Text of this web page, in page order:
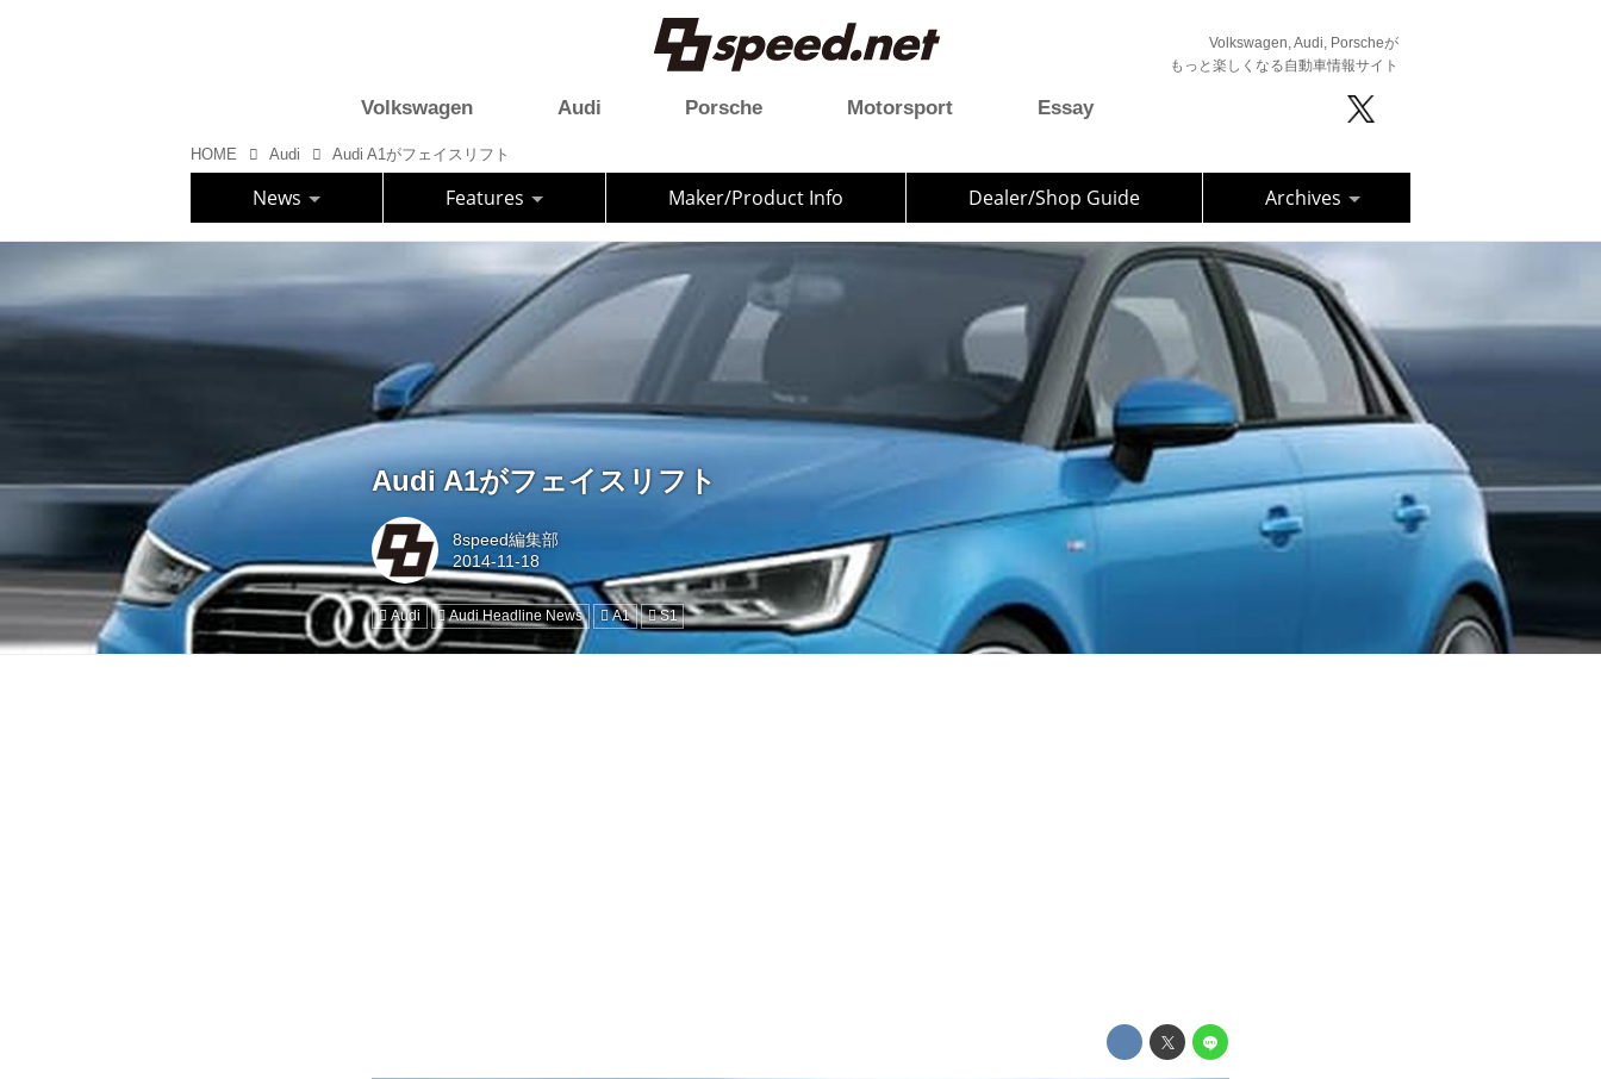
Volkswagen, Audi, Porscheが
もっと楽しくなる自動車情報サイト
Volkswagen Audi Porsche Motorsport Essay
HOME Audi Audi A1がフェイスリフト
News Features Maker/Product Info Dealer/Shop Guide Archives
Audi A1がフェイスリフト
8speed編集部
Audi Audi Headline News A1 S1